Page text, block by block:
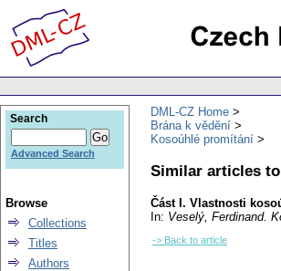
DML-CZ Home
Brána k vědění
Kosoúhlé promítání
Similar articles
Část I. Vlastnosti
In: Veselý, Ferdinand.
-> Back to article
Search
Advanced Search
Browse
Collections
Titles
Authors